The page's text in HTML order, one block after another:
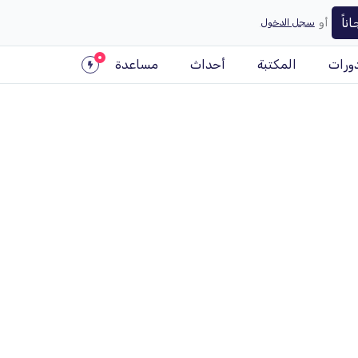
أو سجل الدخول
المكتبة أحداث مساعدة